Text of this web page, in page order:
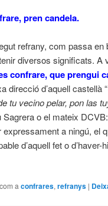
pren candela.
refrany, com passa en
diversos significats. A
confrare, que prengui
direcció d’aquell castellà “
tu vecino pelar, pon las
o el mateix
expressament a ningú, el
d’aquell fet o d’haver-
a confrares,refranys |